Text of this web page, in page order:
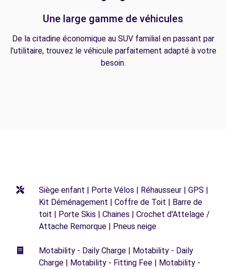
Une large gamme de véhicules
De la citadine économique au SUV familial en passant par
l'utilitaire, trouvez le véhicule parfaitement adapté à votre
besoin.
Siège enfant | Porte Vélos | Réhausseur | GPS |
Kit Déménagement | Coffre de Toit | Barre de
toit | Porte Skis | Chaines | Crochet d'Attelage /
Attache Remorque | Pneus neige
Motability - Daily Charge | Motability - Daily
Charge | Motability - Fitting Fee | Motability -